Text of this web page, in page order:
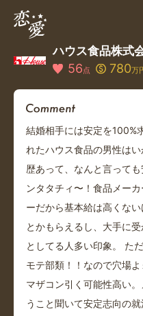
ハウス食品株式
56点 780万
結婚相手には安定を100%
れたハウス食品の男性は
歴あって、なんと言って
ンタタチィ〜！食品メー
ーだから基本給は高くな
とかもらえるし、大手に
としてる人多い印象。 た
モテ部類！！なので穴場
マザコン引く可能性高い
うこと聞いて安定志向の